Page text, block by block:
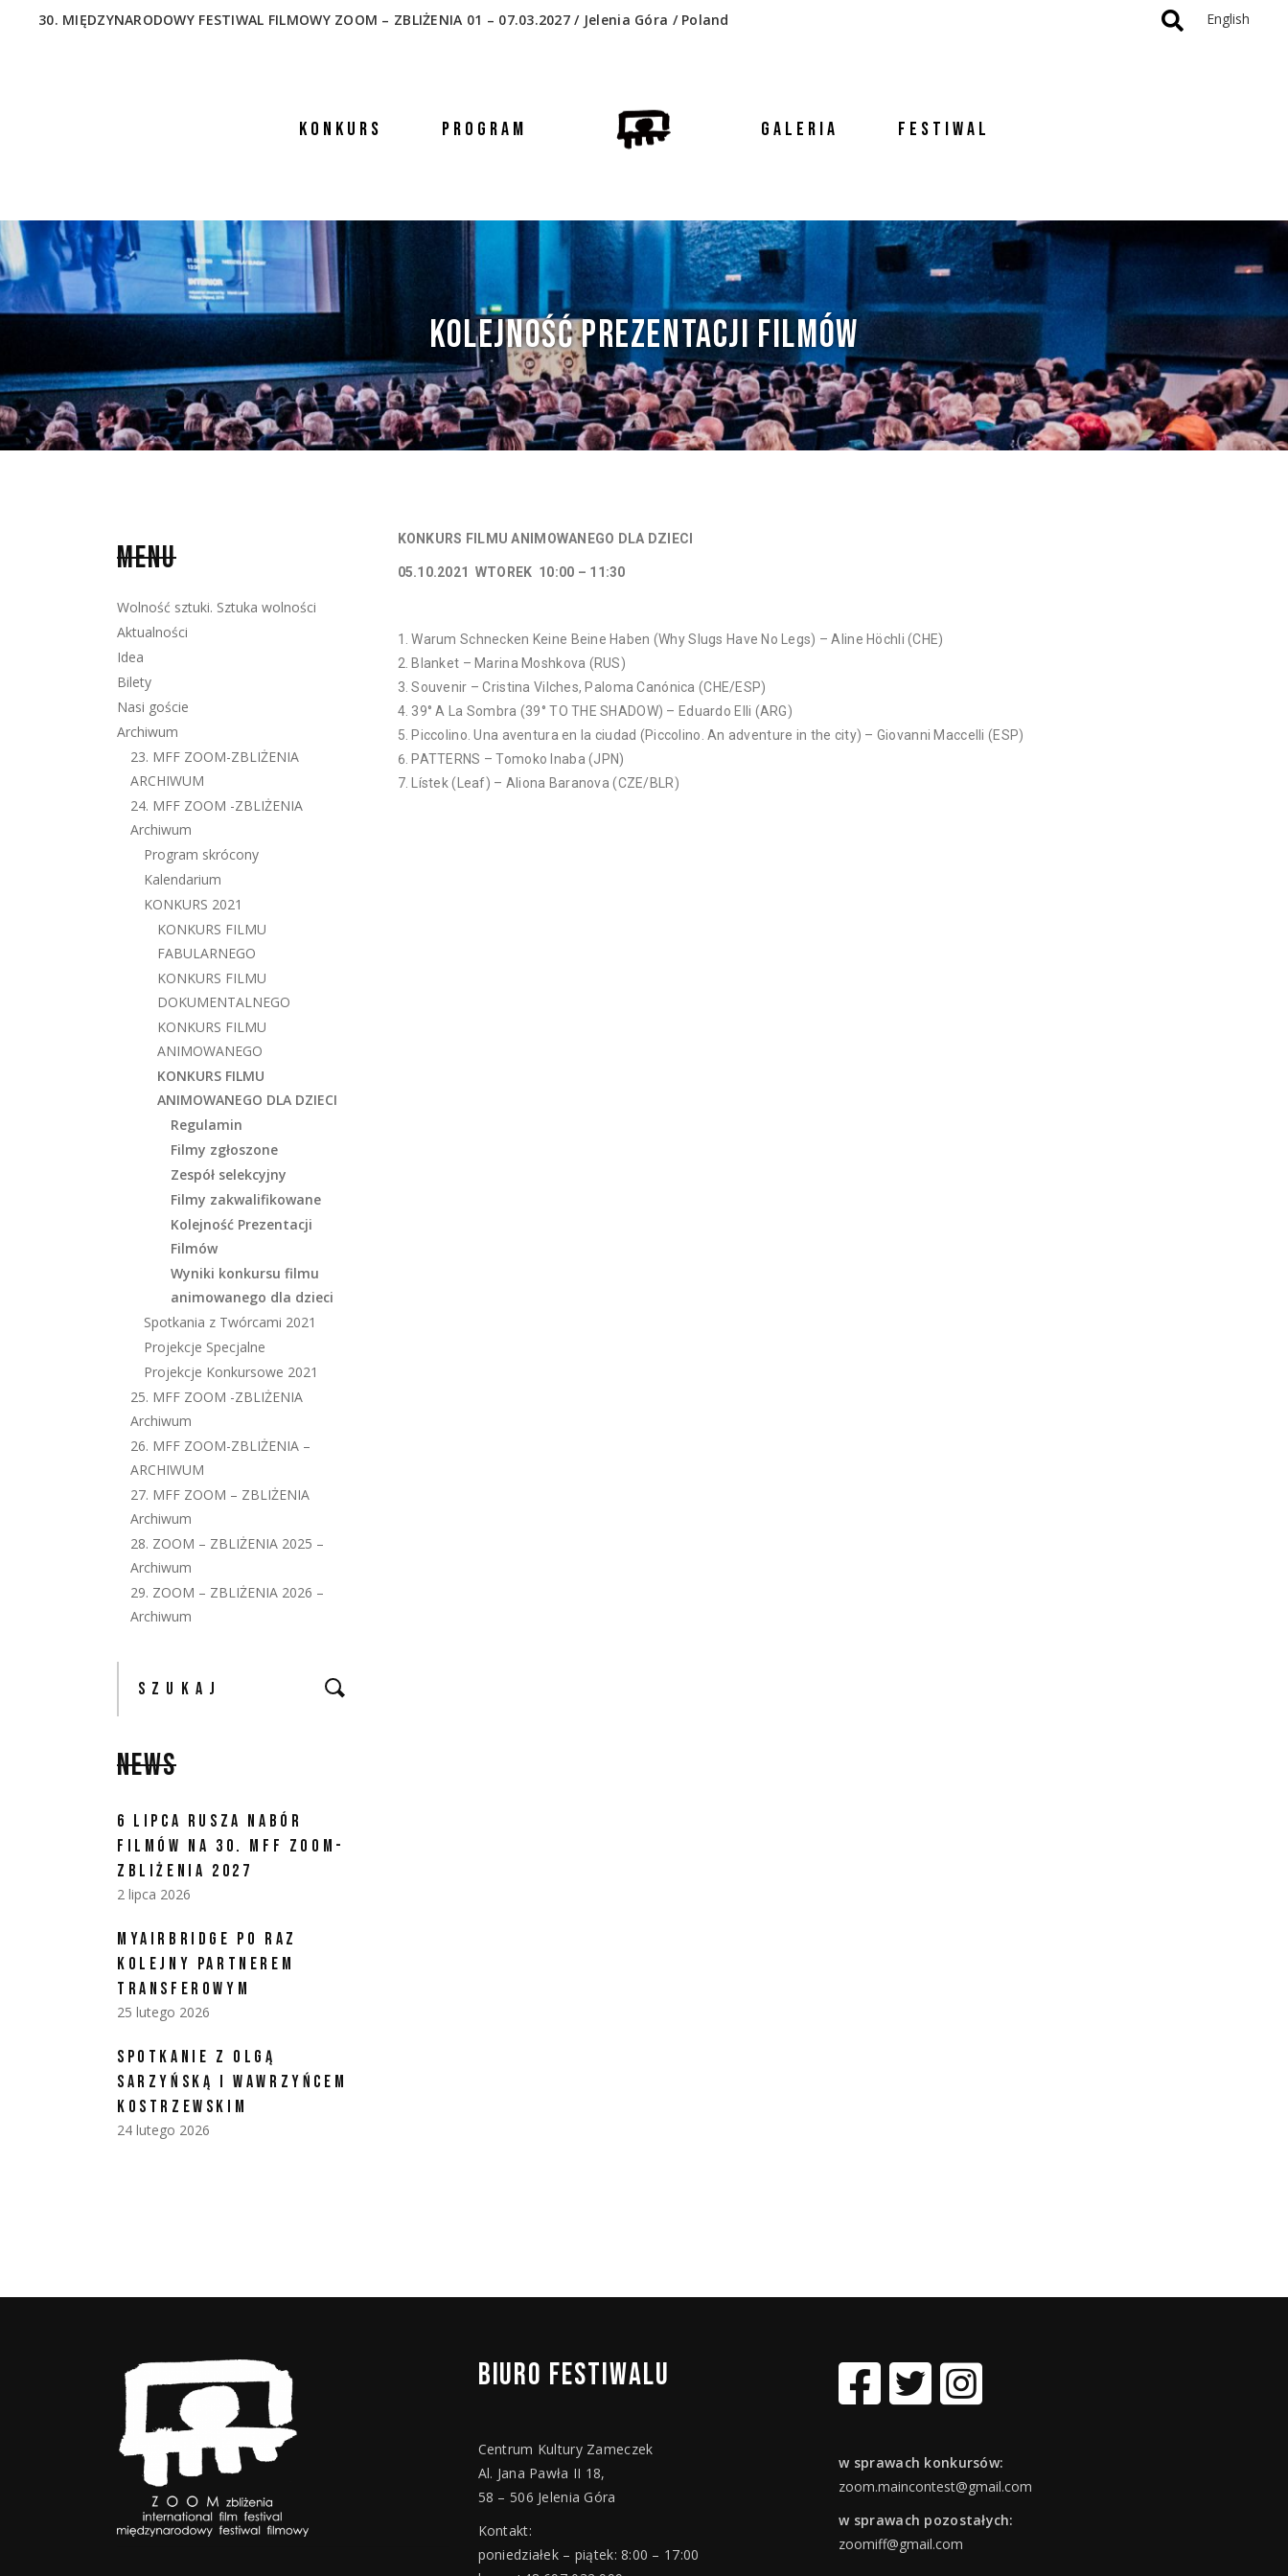
30. MIĘDZYNARODOWY FESTIWAL FILMOWY ZOOM – ZBLIŻENIA 01 – 07.03.2027 / Jelenia Góra / Poland English
KONKURS PROGRAM GALERIA FESTIWAL
KOLEJNOŚĆ PREZENTACJI FILMÓW
NAN
KONKURS FILMU ANIMOWANEGO DLA DZIECI
05.10.2021 WTOREK 10:00 – 11:30
Warum Schnecken Keine Beine Haben (Why Slugs Have No Legs) – Aline Höchli (CHE)
Blanket – Marina Moshkova (RUS)
Souvenir – Cristina Vilches, Paloma Canónica (CHE/ESP)
39° A La Sombra (39° TO THE SHADOW) – Eduardo Elli (ARG)
Piccolino. Una aventura en la ciudad (Piccolino. An adventure in the city) – Giovanni Maccelli (ESP)
PATTERNS – Tomoko Inaba (JPN)
Lístek (Leaf) – Aliona Baranova (CZE/BLR)
MENU
Wolność sztuki. Sztuka wolności
Aktualności
Idea
Bilety
Nasi goście
Archiwum
23. MFF ZOOM-ZBLIŻENIA
ARCHIWUM
24. MFF ZOOM -ZBLIŻENIA
Archiwum
Program skrócony
Kalendarium
KONKURS 2021
KONKURS FILMU
FABULARNEGO
KONKURS FILMU
DOKUMENTALNEGO
KONKURS FILMU
ANIMOWANEGO
KONKURS FILMU
ANIMOWANEGO DLA DZIECI
Regulamin
Filmy zgłoszone
Zespół selekcyjny
Filmy zakwalifikowane
Kolejność Prezentacji
Filmów
Wyniki konkursu filmu
animowanego dla dzieci
Spotkania z Twórcami 2021
Projekcje Specjalne
Projekcje Konkursowe 2021
25. MFF ZOOM -ZBLIŻENIA
Archiwum
26. MFF ZOOM-ZBLIŻENIA –
ARCHIWUM
27. MFF ZOOM – ZBLIŻENIA
Archiwum
28. ZOOM – ZBLIŻENIA 2025 –
Archiwum
29. ZOOM – ZBLIŻENIA 2026 –
Archiwum
NEWS
6 LIPCA RUSZA NABÓR
FILMÓW NA 30. MFF ZOOM-
ZBLIŻENIA 2027
2 lipca 2026
MYAIRBRIDGE PO RAZ
KOLEJNY PARTNEREM
TRANSFEROWYM
25 lutego 2026
SPOTKANIE Z OLGĄ
SARZYŃSKĄ I WAWRZYŃCEM
KOSTRZEWSKIM
24 lutego 2026
BIURO FESTIWALU
Centrum Kultury Zameczek
Al. Jana Pawła II 18,
58 – 506 Jelenia Góra
Kontakt:
poniedziałek – piątek: 8:00 – 17:00
w sprawach konkursów:
zoom.maincontest@gmail.com
w sprawach pozostałych:
zoomiff@gmail.com